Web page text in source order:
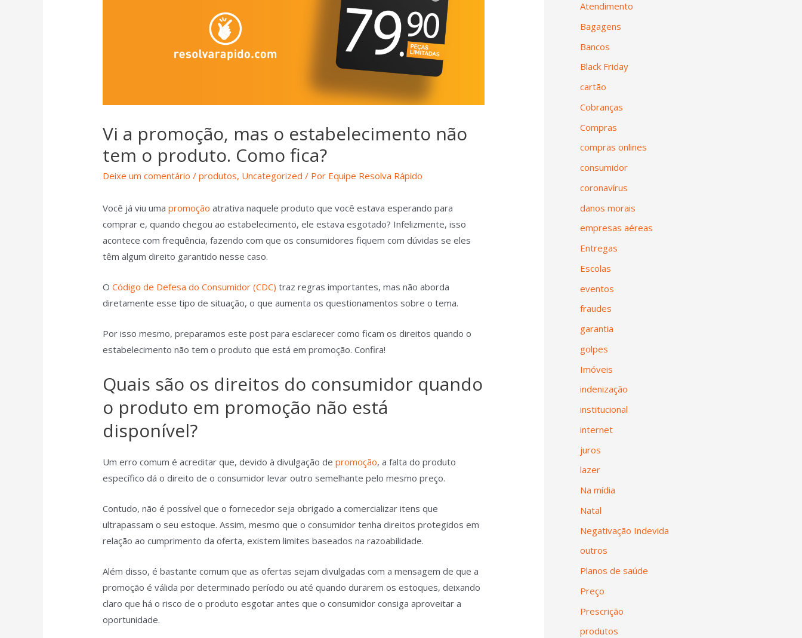
Vi a promoção, mas o estabelecimento não
tem o produto. Como fica?
Deixe um comentário /produtos, Uncategorized / Por Equipe Resolva Rápido
Você já viu umapromoçãoatrativa naquele produto que você estava esperando para
comprar e, quando chegou ao estabelecimento, ele estava esgotado? Infelizmente, isso
acontece com frequência, fazendo com que os consumidores fiquem com dúvidas se eles
têm algum direito garantido nesse caso.
OCódigo de Defesa do Consumidor (CDC) traz regras importantes, mas não aborda
diretamente esse tipo de situação, o que aumenta os questionamentos sobre o tema.
Por isso mesmo, preparamos este post para esclarecer como ficam os direitos quando o
estabelecimento não tem o produto que está em promoção. Confira!
Quais são os direitos do consumidor quando
o produto em promoção não está
disponível?
Um erro comum é acreditar que, devido à divulgação depromoção, a falta do produto
específico dá o direito de o consumidor levar outro semelhante pelo mesmo preço.
Contudo, não é possível que o fornecedor seja obrigado a comercializar itens que
ultrapassam o seu estoque. Assim, mesmo que o consumidor tenha direitos protegidos em
relação ao cumprimento da oferta, existem limites baseados na razoabilidade.
Além disso, é bastante comum que as ofertas sejam divulgadas com a mensagem de que a
promoção é válida por determinado período ou até quando durarem os estoques, deixando
claro que há o risco de o produto esgotar antes que o consumidor consiga aproveitar a
oportunidade.
Atendimento
Bagagens
Bancos
Black Friday
cartão
Cobranças
Compras
compras onlines
consumidor
coronavírus
danos morais
empresas aéreas
Entregas
Escolas
eventos
fraudes
garantia
golpes
Imóveis
indenização
institucional
internet
juros
lazer
Na mídia
Natal
Negativação Indevida
outros
Planos de saúde
Preço
Prescrição
produtos